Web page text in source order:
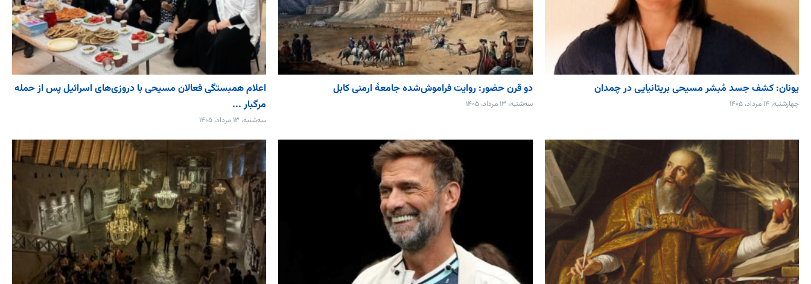
یونان: کشف جسد مُبشر مسیحی بریتانیایی در چمدان
چهارشنبه، ۱۴ مرداد، ۱۴۰۵
دو قرن حضور: روایت فراموش‌شده جامعۀ ارمنی کابل
سه‌شنبه، ۱۳ مرداد، ۱۴۰۵
اعلام همبستگی فعالان مسیحی با دروزی‌های اسرائیل پس از حمله
مرگبار ...
سه‌شنبه، ۱۳ مرداد، ۱۴۰۵